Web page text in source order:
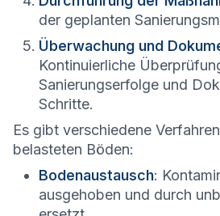
der geplanten
Überwachung und
Kontinuierliche
Sanierungserfolge und
Schritte.
Es gibt verschiedene
belasteten Böden:
Bodenaustausch:
ausgehoben und durch